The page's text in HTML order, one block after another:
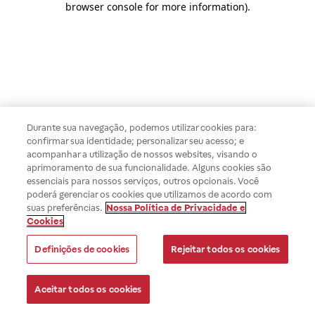
browser console for more information).
Durante sua navegação, podemos utilizar cookies para:
confirmar sua identidade; personalizar seu acesso; e
acompanhar a utilização de nossos websites, visando o
aprimoramento de sua funcionalidade. Alguns cookies são
essenciais para nossos serviços, outros opcionais. Você
poderá gerenciar os cookies que utilizamos de acordo com
suas preferências. Nossa Política de Privacidade e
Cookies
Definições de cookies Rejeitar todos os cookies
Aceitar todos os cookies